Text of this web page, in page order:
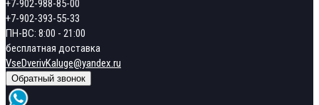
+7-902-988-85-00
+7-902-393-55-33
ПН-ВС: 8:00 - 21:00
бесплатная доставка
VseDverivKaluge@yandex.ru
Обратный звонок